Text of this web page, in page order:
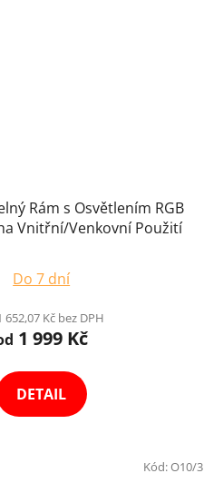
Rám s Osvětlením RGB
Vnitřní/Venkovní Použití
Do 7 dní
652,07 Kč bez DPH
1 999 Kč
DETAIL
Kód:O10/3